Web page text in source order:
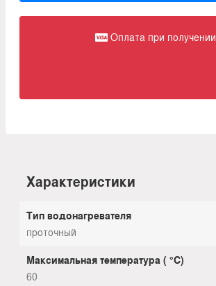
Оплата при получении
Характеристики
Тип водонагревателя
проточный
Максимальная температура ( °С)
60